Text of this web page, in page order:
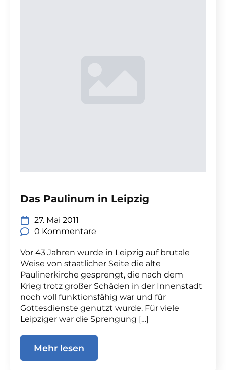
Das Paulinum in Leipzig
27. Mai 2011
0 Kommentare
Vor 43 Jahren wurde in Leipzig auf brutale
Weise von staatlicher Seite die alte
Paulinerkirche gesprengt, die nach dem
Krieg trotz großer Schäden in der Innenstadt
noch voll funktionsfähig war und für
Gottesdienste genutzt wurde. Für viele
Leipziger war die Sprengung […]
Mehr lesen